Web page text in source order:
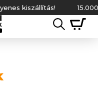
kiszállítás!